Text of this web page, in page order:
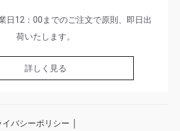
日12：00までのご注文で原則、即日出
荷いたします。
詳しく見る
イバシーポリシー